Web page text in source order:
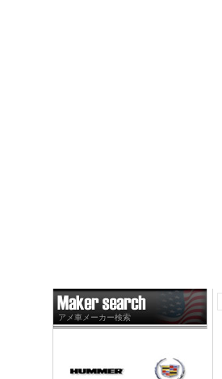
アメ車メーカー検索